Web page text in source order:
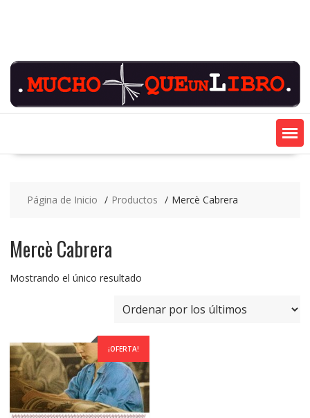
Página de Inicio Productos Mercè Cabrera
Mercè Cabrera
Mostrando el único resultado
¡OFERTA!